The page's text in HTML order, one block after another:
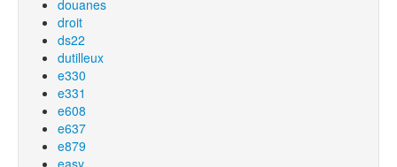
douanes
droit
ds22
dutilleux
e330
e331
e608
e637
e879